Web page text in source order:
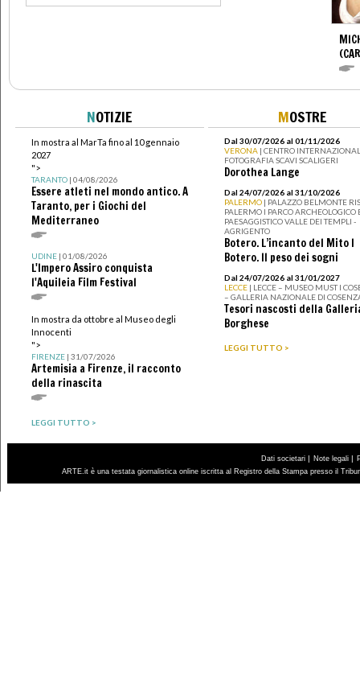
NOTIZIE
In mostra al MarTa fino al 10 gennaio
2027
">
TARANTO| 04/08/2026
Essere atleti nel mondo antico. A
Taranto, per i Giochi del
Mediterraneo
UDINE| 01/08/2026
L'Impero Assiro conquista
l'Aquileia Film Festival
In mostra da ottobre al Museo degli
Innocenti
">
FIRENZE| 31/07/2026
Artemisia a Firenze, il racconto
della rinascita
LEGGI TUTTO >
MOSTRE
Dal 30/07/2026 al 01/11/2026
VERONA | CENTRO
FOTOGRAFIA SCAVI SCALIGERI
Dorothea Lange
Dal 24/07/2026 al 31/10/2026
PALERMO | PALAZZO BELMONTE
PALERMO I PARCO ARCHEOLOGICO
PAESAGGISTICO VALLE DEI TEMPLI -
AGRIGENTO
Botero. L’incanto del Mito I
Botero. Il peso dei sogni
Dal 24/07/2026 al 31/01/2027
LECCE | LECCE – MUSEO MUST I
– GALLERIA NAZIONALE DI
Tesori nascosti della
Borghese
LEGGI TUTTO >
Dati societari | Note legali |
ARTE.it è una testata giornalistica online iscritta al Registro della Stampa presso il